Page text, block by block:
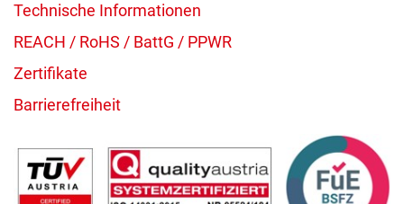
Technische Informationen
REACH / RoHS / BattG / PPWR
Zertifikate
Barrierefreiheit